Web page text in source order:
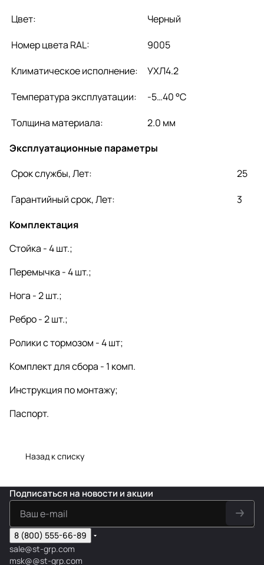
Цвет:
Черный
Номер цвета RAL:
9005
Климатическое исполнение:
УХЛ4.2
Температура эксплуатации:
-5…40 °C
Толщина материала:
2.0 мм
Эксплуатационные параметры
Срок службы, Лет:
25
Гарантийный срок, Лет:
3
Комплектация
Стойка - 4 шт.;
Перемычка - 4 шт.;
Нога - 2 шт.;
Ребро - 2 шт.;
Ролики с тормозом - 4 шт;
Комплект для сбора - 1 комп.
Инструкция по монтажу;
Паспорт.
Назад к списку
Подписаться на новости и акции
8 (800) 555-66-89
sale@st-grp.com
msk@@st-grp.com